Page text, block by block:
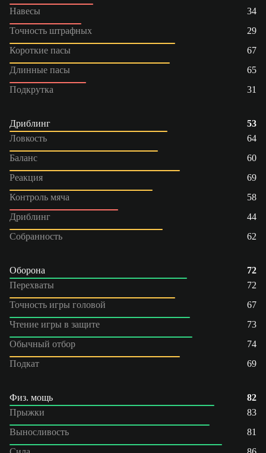
Навесы
34
Точность штрафных
29
Короткие пасы
67
Длинные пасы
65
Подкрутка
31
Дриблинг
53
Ловкость
64
Баланс
60
Реакция
69
Контроль мяча
58
Дриблинг
44
Собранность
62
Оборона
72
Перехваты
72
Точность игры головой
67
Чтение игры в защите
73
Обычный отбор
74
Подкат
69
Физ. мощь
82
Прыжки
83
Выносливость
81